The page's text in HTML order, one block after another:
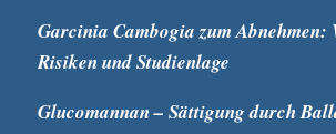
Garcinia Cambogia zum Abnehmen:
Risiken und Studienlage
Glucomannan – Sättigung durch